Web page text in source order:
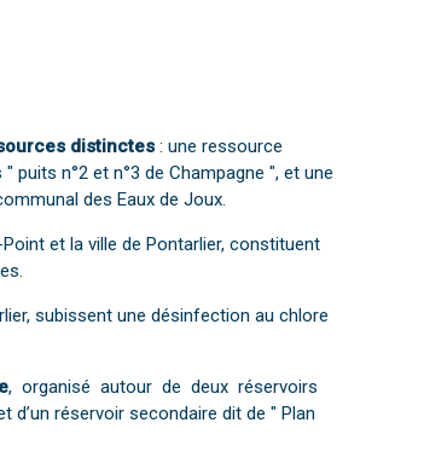
distinctes : une ressource
puits n°2 et n°3 de Champagne ", et une
des Eaux de Joux.
et la ville de Pontarlier, constituent
subissent une désinfection au chlore
, organisé autour de deux réservoirs
réservoir secondaire dit de " Plan